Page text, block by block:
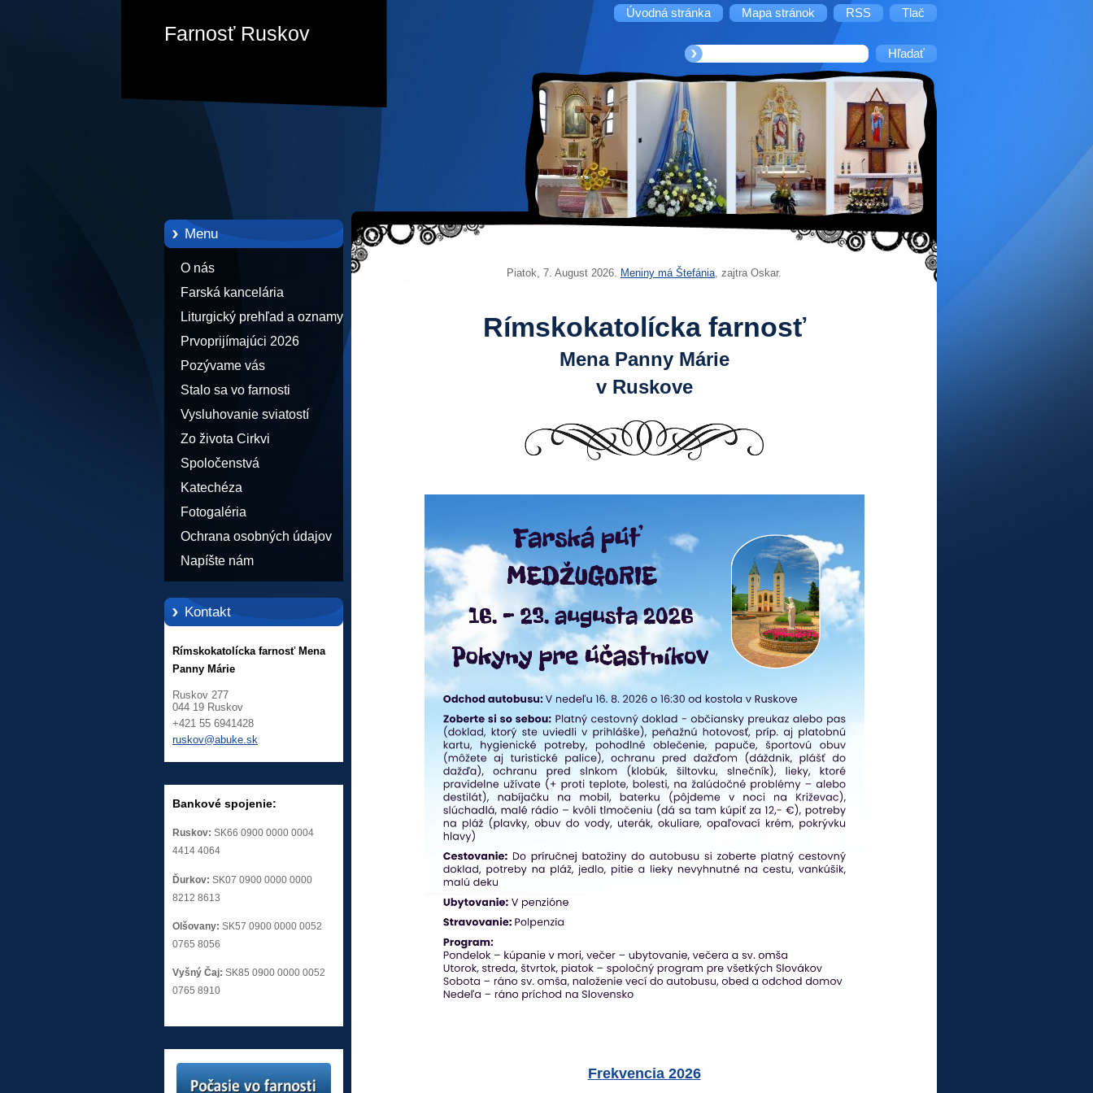
Úvodná stránka Mapa stránok RSS Tlač
Farnosť Ruskov
Menu
O nás
Farská kancelária
Liturgický prehľad a oznamy
Prvoprijímajúci 2026
Pozývame vás
Stalo sa vo farnosti
Vysluhovanie sviatostí
Zo života Cirkvi
Spoločenstvá
Katechéza
Fotogaléria
Ochrana osobných údajov
Napíšte nám
Kontakt
Rímskokatolícka farnosť Mena
Panny Márie
Ruskov 277
044 19 Ruskov
+421 55 6941428
ruskov@abuke.sk
Bankové spojenie:
Ruskov: SK66 0900 0000 0004
4414 4064
Ďurkov: SK07 0900 0000 0000
8212 8613
Olšovany: SK57 0900 0000 0052
0765 8056
Vyšný Čaj: SK85 0900 0000 0052
0765 8910
Piatok, 7. August 2026. Meniny má Štefánia, zajtra Oskar.
Rímskokatolícka farnosť
Mena Panny Márie
v Ruskove
Frekvencia 2026